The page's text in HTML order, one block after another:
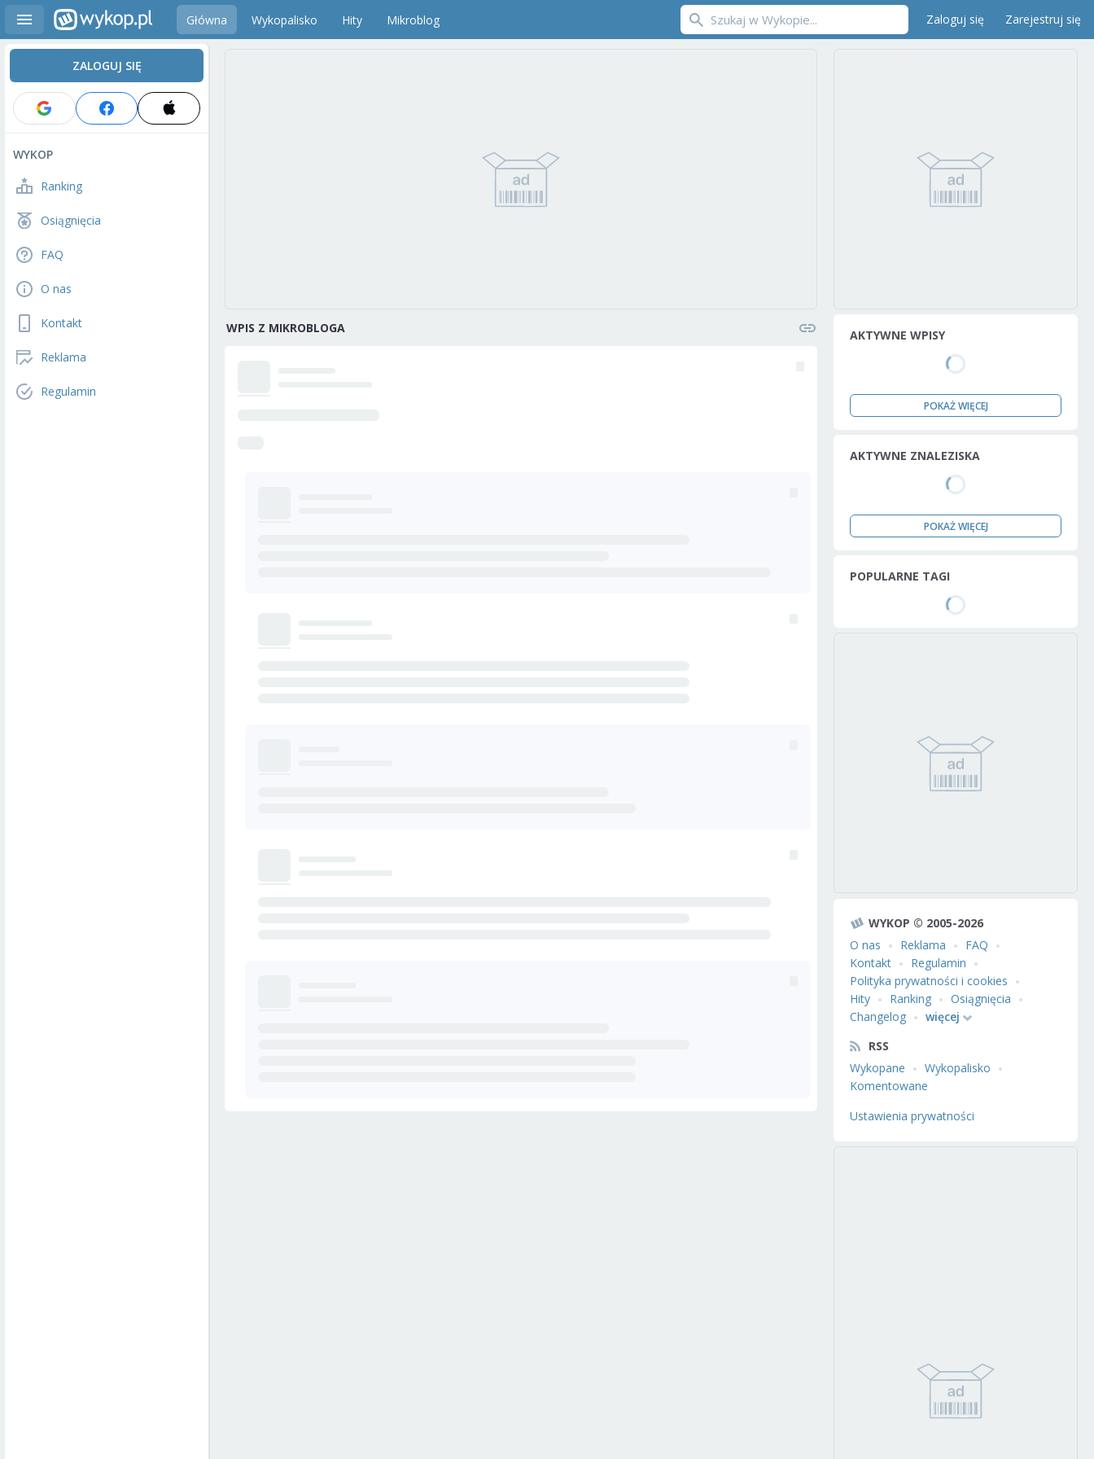
Główna Wykopalisko Hity Mikroblog Zaloguj się Zarejestruj się
ZALOGUJ SIĘ
WYKOP
Ranking
Osiągnięcia
FAQ
O nas
Kontakt
Reklama
Regulamin
WPIS Z MIKROBLOGA AKTYWNE WPISY
POKAŻ WIĘCEJ
AKTYWNE ZNALEZISKA
POKAŻ WIĘCEJ
POPULARNE TAGI
WYKOP © 2005-2026
O nas
Reklama
FAQ
Kontakt
Regulamin
Polityka prywatności i cookies
Hity
Ranking
Osiągnięcia
Changelog
więcej
RSS
Wykopane
Wykopalisko
Komentowane
Ustawienia prywatności